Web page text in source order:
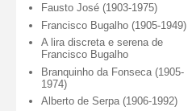
Fausto José (1903-1975)
Francisco Bugalho (1905-1949)
A lira discreta e serena de
Francisco Bugalho
Branquinho da Fonseca (1905-
1974)
Alberto de Serpa (1906-1992)